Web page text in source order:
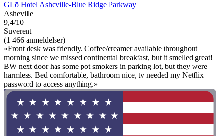
GLō Hotel Asheville-Blue Ridge Parkway
Asheville
9,4/10
Suverent
(1 466 anmeldelser)
«Front desk was friendly. Coffee/creamer available throughout
morning since we missed continental breakfast, but it smelled great!
BW next door has some pot smokers in parking lot, but they were
harmless. Bed comfortable, bathroom nice, tv needed my Netflix
password to access anything.»